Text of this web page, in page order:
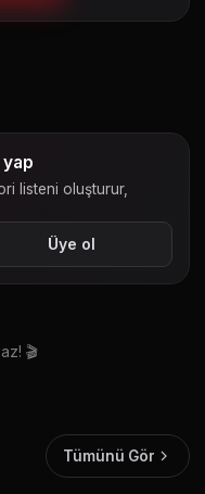
listeni oluşturur,
Üye ol
🎬
Tümünü Gör